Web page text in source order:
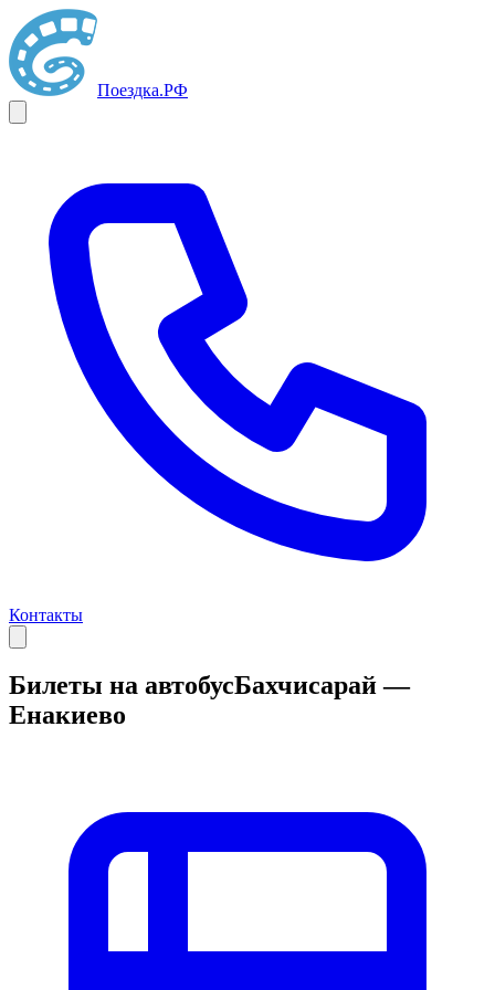
Поездка.РФ
Контакты
Билеты на автобусБахчисарай —
Енакиево